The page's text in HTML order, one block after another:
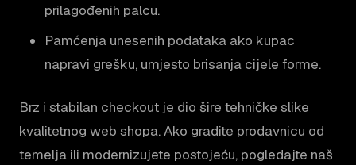
prilagođenih palcu.
Pamćenja unesenih podataka ako kupac
napravi grešku, umjesto brisanja cijele forme.
Brz i stabilan checkout je dio šire tehničke slike
kvalitetnog web shopa. Ako gradite prodavnicu od
temelja ili modernizujete postojeću, pogledajte naš